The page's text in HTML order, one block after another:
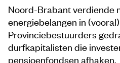
Noord-Brabant verdiende
energiebelangen in
Provinciebestuurders
durfkapitalisten die
pensioenfondsen afhaken.